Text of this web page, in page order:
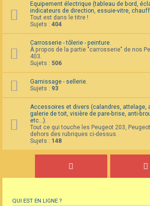
Equipement électrique (tableau de bord,
indicateurs de direction, essuie-vitre,
Tout est dans le titre !
Sujets : 404
Carrosserie - tôlerie - peinture.
À propos de la partie "carrosserie" de nos
403.
Sujets : 506
Garnissage - sellerie.
Sujets : 93
Accessoires et divers (calandres, attelage,
galerie de toit, visière de pare-brise, anti-
etc...).
Tout ce qui touche les Peugeot 203,
dehors des rubriques ci-dessus.
Sujets : 148
QUI EST EN LIGNE ?